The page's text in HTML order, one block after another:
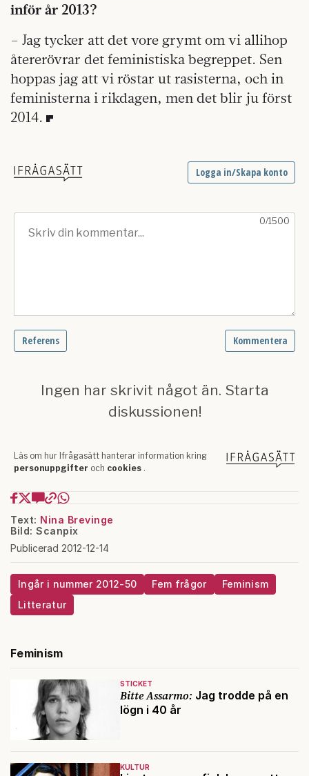
inför år 2013?
– Jag tycker att det vore grymt om vi allihop
återerövrar det feministiska begreppet. Sen
hoppas jag att vi röstar ut rasisterna, och in
feministerna i rikdagen, men det blir ju först
2014.
Text: Nina Brevinge
Bild: Scanpix
Publicerad 2012-12-14
Ingår i nummer 2012-50 Fem frågor
Feminism
Litteratur
Feminism
STICKET
Bitte Assarmo: Jag trodde på en
lögn i 40 år
KULTUR